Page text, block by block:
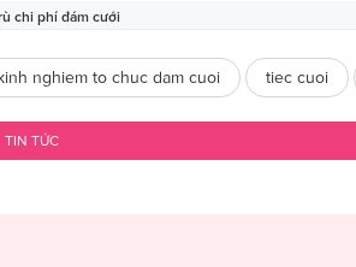
chi phí đám cưới
nghiem to chuc dam cuoi tiec cuoi
TIN TỨC